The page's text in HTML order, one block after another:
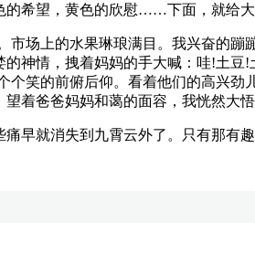
希望，黄色的欣慰……下面，就给大
上的水果琳琅满目。我兴奋的蹦
神情，拽着妈妈的手大喊：哇!土豆
笑的前俯后仰。看着他们的高兴
着爸爸妈妈和蔼的面容，我恍然大
就消失到九霄云外了。只有那有趣